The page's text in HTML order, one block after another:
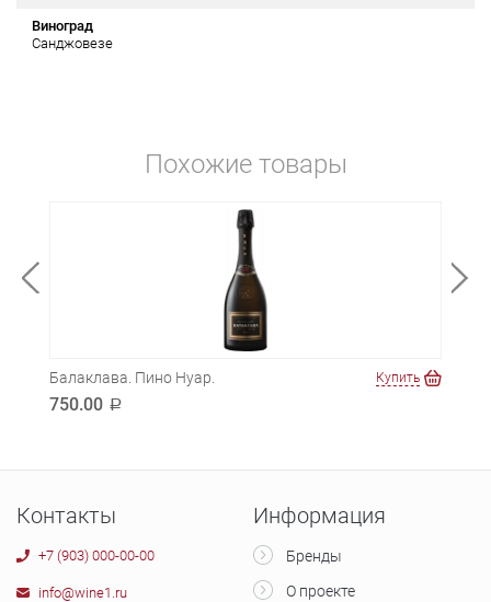
Виноград
Санджовезе
Похожие товары
Балаклава. Пино Нуар.
750.00 a
Купить
Контакты
+7 (903) 000-00-00
info@wine1.ru
Информация
Бренды
О проекте